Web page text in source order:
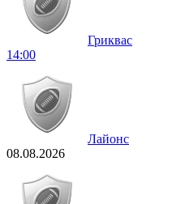
Гриквас
14:00
Лайонс
08.08.2026